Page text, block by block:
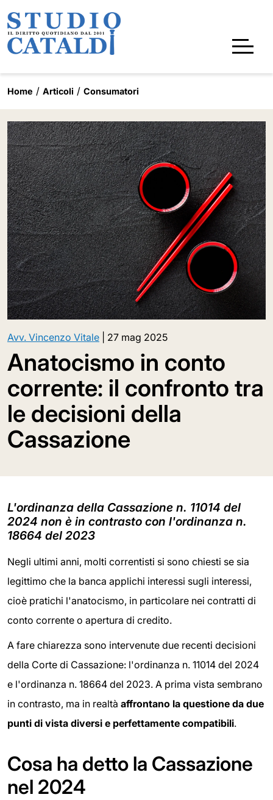
Home Articoli Consumatori
Avv. Vincenzo Vitale 27 mag 2025
Anatocismo in conto
corrente: il confronto tra
le decisioni della
Cassazione
L'ordinanza della Cassazione n. 11014 del
2024 non è in contrasto con l'ordinanza n.
18664 del 2023
Negli ultimi anni, molti correntisti si sono chiesti se sia
legittimo che la banca applichi interessi sugli interessi,
cioè pratichi l'anatocismo, in particolare nei contratti di
conto corrente o apertura di credito.
A fare chiarezza sono intervenute due recenti decisioni
della Corte di Cassazione: l'ordinanza n. 11014 del 2024
e l'ordinanza n. 18664 del 2023. A prima vista sembrano
in contrasto, ma in realtà affrontano la questione da due
punti di vista diversi e perfettamente compatibili.
Cosa ha detto la Cassazione
nel 2024